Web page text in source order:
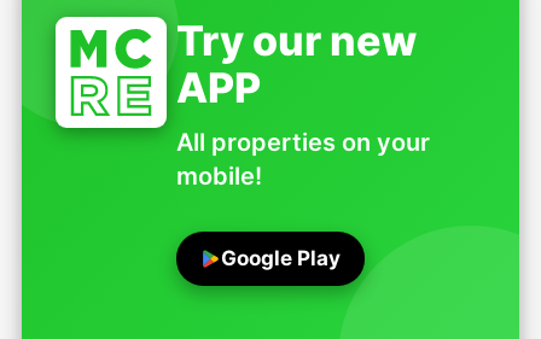
Try our new
APP
All properties on your
mobile!
Google Play